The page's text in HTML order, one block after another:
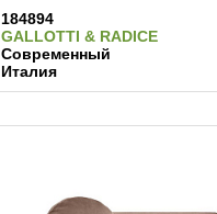
184894
GALLOTTI & RADICE
Современный
Италия